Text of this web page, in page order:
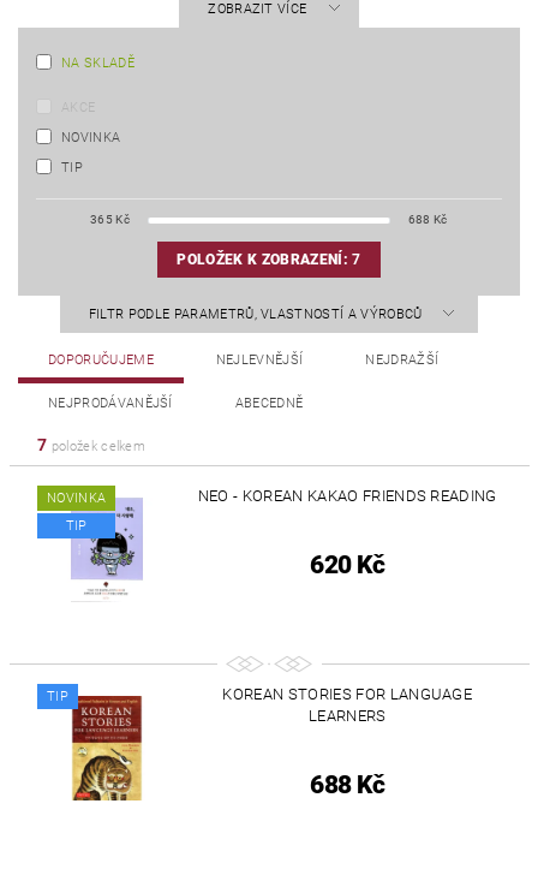
ZOBRAZIT VÍCE
NA SKLADĚ
AKCE
NOVINKA
TIP
365Kč 688 Kč
POLOŽEK K ZOBRAZENÍ:7
FILTR PODLE PARAMETRŮ, VLASTNOSTÍ A VÝROBCŮ
DOPORUČUJEME NEJLEVNĚJŠÍ NEJDRAŽŠÍ
NEJPRODÁVANĚJŠÍ ABECEDNĚ
7 položek celkem
NOVINKA
TIP
NEO - KOREAN KAKAO FRIENDS READING
620 Kč
TIP
KOREAN STORIES FOR LANGUAGE
LEARNERS
688 Kč